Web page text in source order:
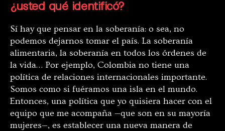
¿usted qué identificó?
Sí hay que pensar en la soberanía: o sea, no
podemos dejarnos tomar el país. La soberanía
alimentaria, la soberanía en todos los órdenes de
la vida… Por ejemplo, Colombia no tiene una
política de relaciones internacionales importante.
Somos como si fuéramos una isla en el mundo.
Entonces, una política que yo quisiera hacer con el
equipo que me acompaña —que son en su mayoría
mujeres—, es establecer una nueva manera de